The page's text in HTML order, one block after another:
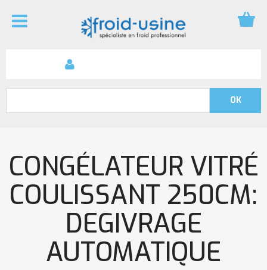
CONGÉLATEUR VITRÉ
COULISSANT 250CM:
DEGIVRAGE
AUTOMATIQUE